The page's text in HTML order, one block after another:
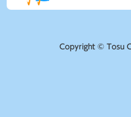
Copyright © Tosu